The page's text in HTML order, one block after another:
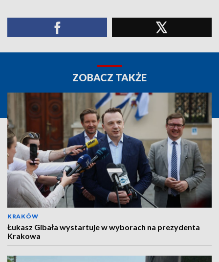
ZOBACZ TAKŻE
KRAKÓW
Łukasz Gibała wystartuje w wyborach na prezydenta
Krakowa